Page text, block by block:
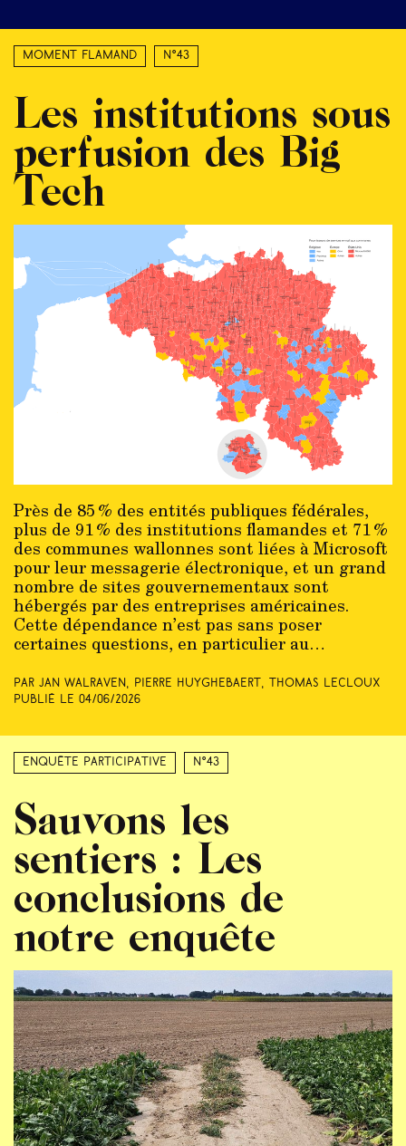
Moment Flamand N°43
Les institutions sous
perfusion des Big
Tech
Près de 85 % des entités publiques fédérales,
plus de 91 % des institutions flamandes et 71 %
des communes wallonnes sont liées à Microsoft
pour leur messagerie électronique, et un grand
nombre de sites gouvernementaux sont
hébergés par des entreprises américaines.
Cette dépendance n’est pas sans poser
certaines questions, en particulier au…
Par Jan Walraven, Pierre Huyghebaert, Thomas Lecloux
Publié le 04/06/2026
Enquête participative N°43
Sauvons les
sentiers : Les
conclusions de
notre enquête